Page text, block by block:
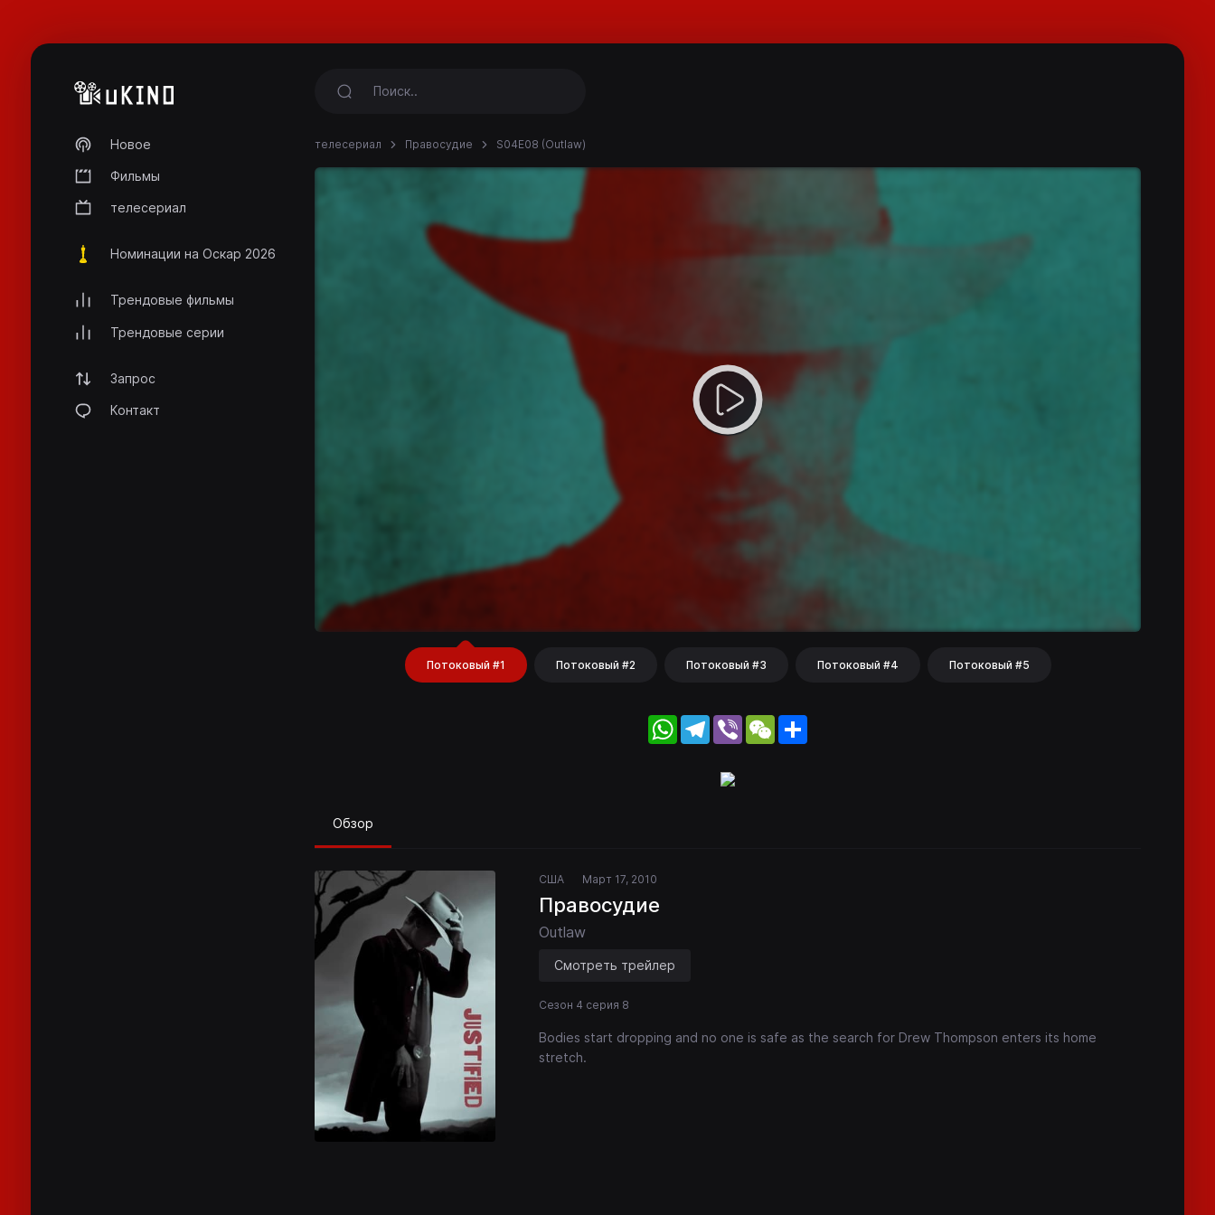
Новое
Фильмы
телесериал
Номинации на Оскар 2026
Трендовые фильмы
Трендовые серии
Запрос
Контакт
телесериал Правосудие S04E08 (Outlaw)
Потоковый #1 Потоковый #2 Потоковый #3 Потоковый #4 Потоковый #5
WhatsApp
Telegram
Viber WeChat
Обзор
США Март 17, 2010
Правосудие
Outlaw
Смотреть трейлер
Сезон 4 серия 8
Bodies start dropping and no one is safe as the search for Drew Thompson enters its home
stretch.